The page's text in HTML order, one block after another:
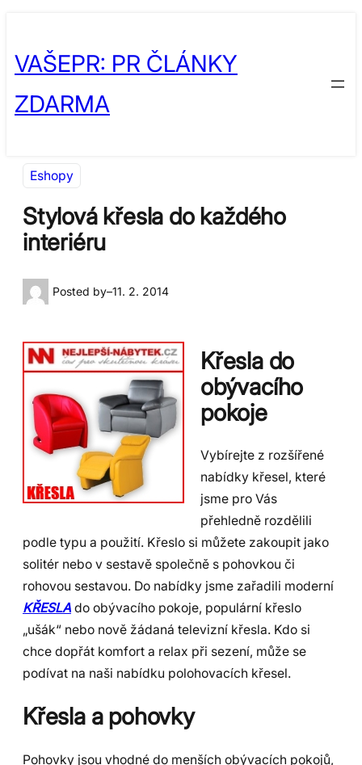
obsah
content
VAŠEPR: PR ČLÁNKY
ZDARMA
Eshopy
Stylová křesla do každého
interiéru
Posted by–11. 2. 2014
Křesla do
obývacího
pokoje
Vybírejte z rozšířené
nabídky křesel, které
jsme pro Vás
přehledně rozdělili
podle typu a použití. Křeslo si můžete zakoupit jako
solitér nebo v sestavě společně s pohovkou či
rohovou sestavou. Do nabídky jsme zařadili moderní
KŘESLA do obývacího pokoje, populární křeslo
„ušák“ nebo nově žádaná televizní křesla. Kdo si
chce dopřát komfort a relax při sezení, může se
podívat na naši nabídku polohovacích křesel.
Křesla a pohovky
Pohovky jsou vhodné do menších obývacích pokojů,